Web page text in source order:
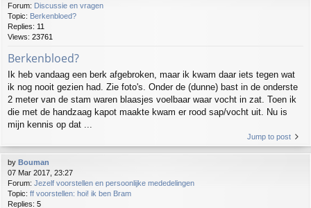
Forum: Discussie en vragen
Topic: Berkenbloed?
Replies: 11
Views: 23761
Berkenbloed?
Ik heb vandaag een berk afgebroken, maar ik kwam daar iets tegen wat
ik nog nooit gezien had. Zie foto's. Onder de (dunne) bast in de onderste
2 meter van de stam waren blaasjes voelbaar waar vocht in zat. Toen ik
die met de handzaag kapot maakte kwam er rood sap/vocht uit. Nu is
mijn kennis op dat ...
Jump to post
by Bouman
07 Mar 2017, 23:27
Forum: Jezelf voorstellen en persoonlijke mededelingen
Topic: ff voorstellen: hoi! ik ben Bram
Replies: 5